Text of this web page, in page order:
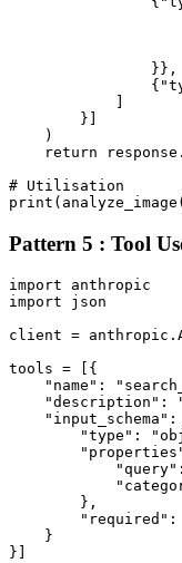
                }},
        }]
    )
return
# Utilisation
Pattern 5 : Tool
import anthropic
import json
client =
tools = [{
"name":
"description":
"input_schema":
"type":
        },
"required":
    }
}]